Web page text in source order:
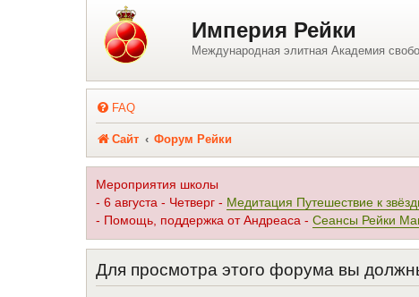
Регистрация Империя Рейки
Международная элитная Академия
FAQ
Сайт Форум Рейки
Мероприятия школы
- 6 августа - Четверг - Медитация Путешествие к
- Помощь, поддержка от Андреаса - Сеансы Рейки
Для просмотра этого форума вы